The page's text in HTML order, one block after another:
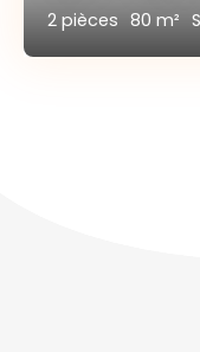
2 pièces 80 m²